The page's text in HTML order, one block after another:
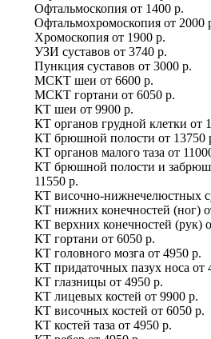
Офтальмоскопия от 1400 р.
Офтальмохромоскопия от 2000
Хромоскопия от 1900 р.
УЗИ суставов от 3740 р.
Пункция суставов от 3000 р.
МСКТ шеи от 6600 р.
МСКТ гортани от 6050 р.
КТ шеи от 9900 р.
КТ органов грудной клетки от
КТ брюшной полости от 13750
КТ органов малого таза от
КТ брюшной полости и
11550 р.
КТ височно-нижнечелюстных
КТ нижних конечностей (ног)
КТ верхних конечностей (рук)
КТ гортани от 6050 р.
КТ головного мозга от 4950 р.
КТ придаточных пазух носа от
КТ глазницы от 4950 р.
КТ лицевых костей от 9900 р.
КТ височных костей от 6050 р.
КТ костей таза от 4950 р.